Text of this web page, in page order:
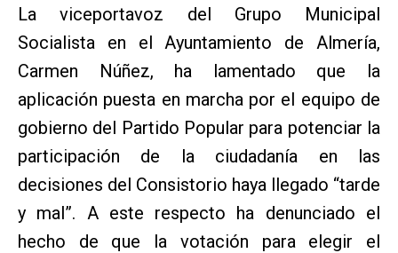
La viceportavoz del Grupo Municipal
Socialista en el Ayuntamiento de Almería,
Carmen Núñez, ha lamentado que la
aplicación puesta en marcha por el equipo de
gobierno del Partido Popular para potenciar la
participación de la ciudadanía en las
decisiones del Consistorio haya llegado “tarde
y mal”. A este respecto ha denunciado el
hecho de que la votación para elegir el